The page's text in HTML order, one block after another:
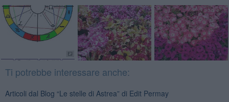
Ti potrebbe interessare anche:
Articoli dal Blog “Le stelle di Astrea” di Edit Permay